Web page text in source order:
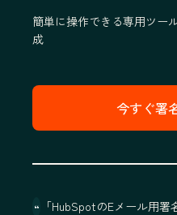
簡単に操作できる専用ツー
成
今すぐ署
「HubSpotのEメール用